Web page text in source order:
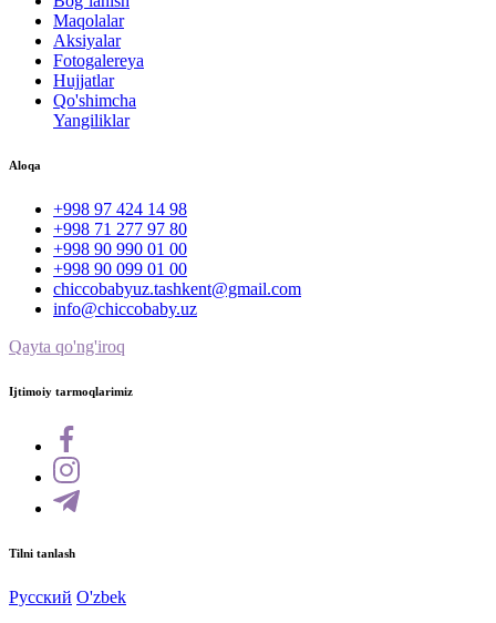
Maqolalar
Aksiyalar
Fotogalereya
Hujjatlar
Qo'shimcha
Yangiliklar
Aloqa
+998 97 424 14 98
+998 71 277 97 80
+998 90 990 01 00
+998 90 099 01 00
chiccobabyuz.tashkent@gmail.com
info@chiccobaby.uz
Qayta qo'ng'iroq
Ijtimoiy tarmoqlarimiz
Tilni tanlash
Русский O'zbek